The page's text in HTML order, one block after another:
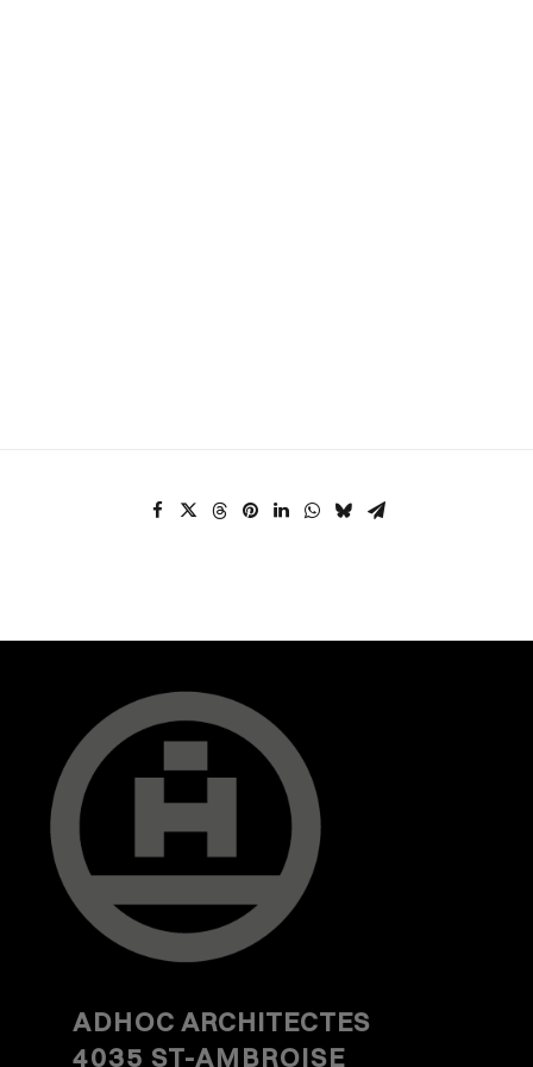
ADHOC ARCHITECTES
4035 ST-AMBROISE